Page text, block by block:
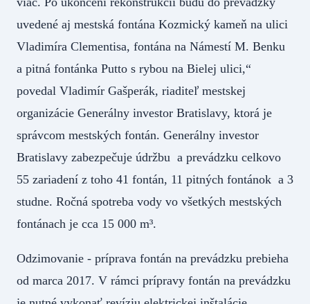
uvedené aj mestská fontána Kozmický kameň na ulici
Vladimíra Clementisa, fontána na Námestí M. Benku
a pitná fontánka Putto s rybou na Bielej ulici,“
povedal Vladimír Gašperák, riaditeľ mestskej
organizácie Generálny investor Bratislavy, ktorá je
správcom mestských fontán. Generálny investor
Bratislavy zabezpečuje údržbu a prevádzku celkovo
55 zariadení z toho 41 fontán, 11 pitných fontánok a 3
studne. Ročná spotreba vody vo všetkých mestských
fontánach je cca 15 000 m³.
Odzimovanie - príprava fontán na prevádzku prebieha
od marca 2017. V rámci prípravy fontán na prevádzku